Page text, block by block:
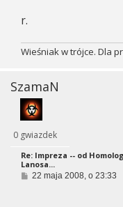
r.
Wieśniak w trójce. Dla
SzamaN
0 gwiazdek
Re: Impreza -- od
Lanosa...
P22 maja 2008, o 23:33